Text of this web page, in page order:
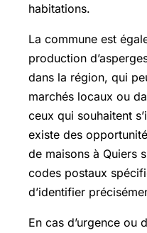
habitations.
La commune est
production
dans la région, qui
marchés locaux ou
ceux qui souhaitent
existe des
de maisons à Quiers
codes postaux
d’identifier
En cas d’urgence ou